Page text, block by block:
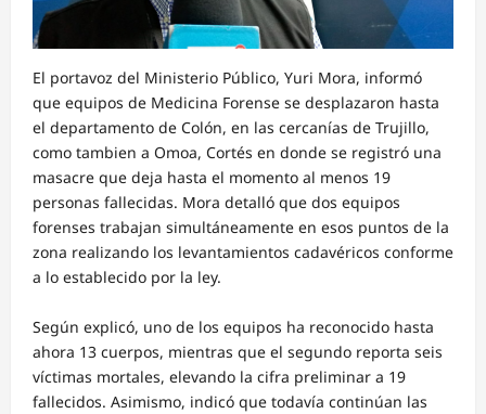
El portavoz del Ministerio Público, Yuri Mora, informó
que equipos de Medicina Forense se desplazaron hasta
el departamento de Colón, en las cercanías de Trujillo,
como tambien a Omoa, Cortés en donde se registró una
masacre que deja hasta el momento al menos 19
personas fallecidas. Mora detalló que dos equipos
forenses trabajan simultáneamente en esos puntos de la
zona realizando los levantamientos cadavéricos conforme
a lo establecido por la ley.
Según explicó, uno de los equipos ha reconocido hasta
ahora 13 cuerpos, mientras que el segundo reporta seis
víctimas mortales, elevando la cifra preliminar a 19
fallecidos. Asimismo, indicó que todavía continúan las